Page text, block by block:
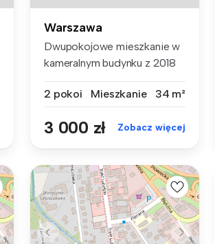
Warszawa
Dwupokojowe mieszkanie w
kameralnym budynku z 2018
2 pokoi
Mieszkanie 34 m²
3 000 zł Zobacz więcej